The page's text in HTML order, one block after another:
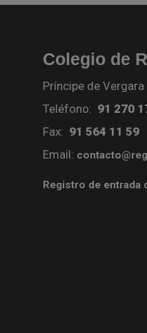
Colegio de
Príncipe de
Teléfono: 91 270
Fax: 91 564 11 59
Email:
Registro de entrada